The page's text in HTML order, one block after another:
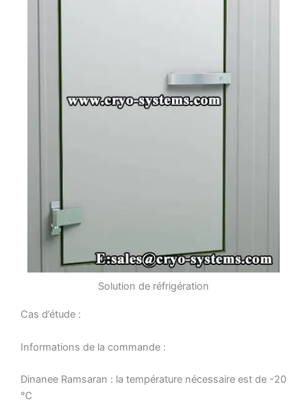
Solution de réfrigération
Cas d’étude :
Informations de la commande :
Dinanee Ramsaran : la température nécessaire est de -20
℃